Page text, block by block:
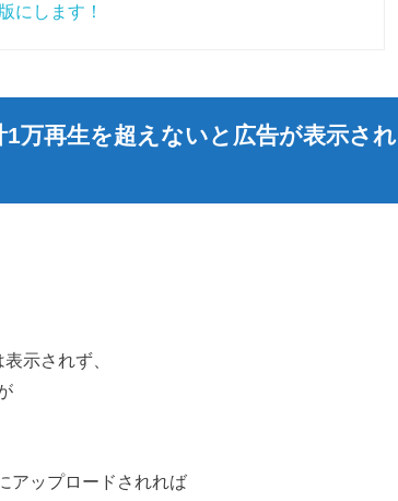
にします！
万再生を超えないと広告が表示され
示されず、
アップロードされれば